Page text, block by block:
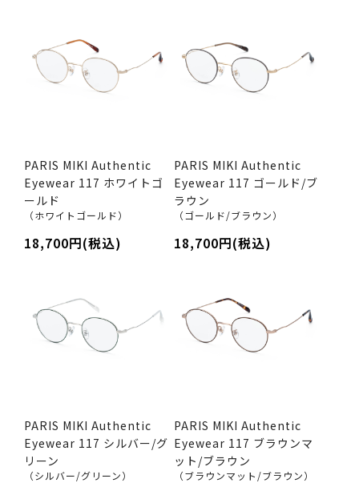
PARIS MIKI Authentic
Eyewear 117 ホワイトゴ
ールド
（ホワイトゴールド）
18,700円(税込)
PARIS MIKI Authentic
Eyewear 117 ゴールド/ブ
ラウン
（ゴールド/ブラウン）
18,700円(税込)
PARIS MIKI Authentic
Eyewear 117 シルバー/グ
リーン
（シルバー/グリーン）
PARIS MIKI Authentic
Eyewear 117 ブラウンマ
ット/ブラウン
（ブラウンマット/ブラウン）